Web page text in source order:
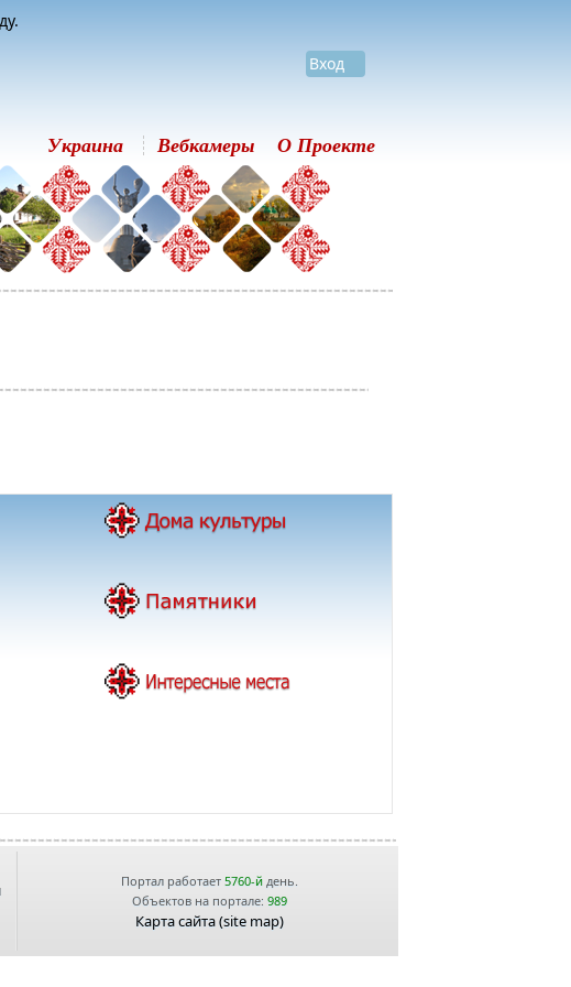
Вход
Украина Вебкамеры О Проекте
Портал работает 5760-йдень.
Объектов на портале: 989
Карта сайта (site map)